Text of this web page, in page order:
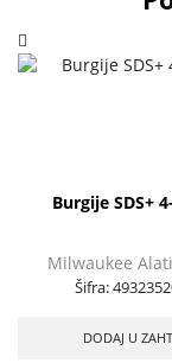
Burgije SDS+
Milwaukee
Šifra:
DODAJ U